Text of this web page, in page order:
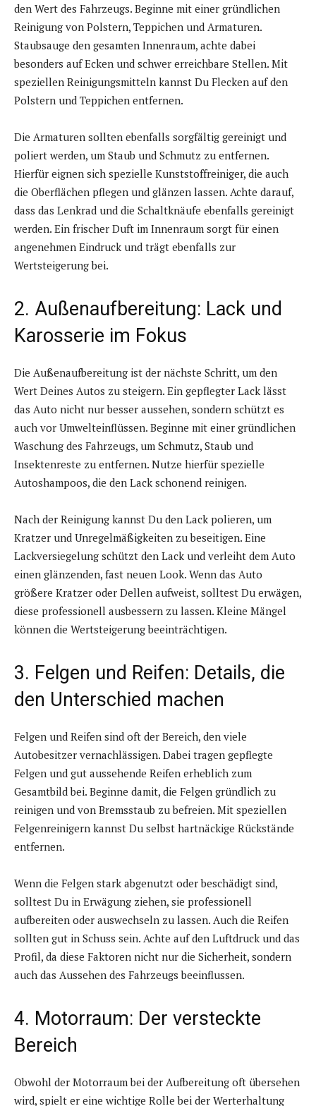
den Wert des Fahrzeugs. Beginne mit einer gründlichen
Reinigung von Polstern, Teppichen und Armaturen.
Staubsauge den gesamten Innenraum, achte dabei
besonders auf Ecken und schwer erreichbare Stellen. Mit
speziellen Reinigungsmitteln kannst Du Flecken auf den
Polstern und Teppichen entfernen.
Die Armaturen sollten ebenfalls sorgfältig gereinigt und
poliert werden, um Staub und Schmutz zu entfernen.
Hierfür eignen sich spezielle Kunststoffreiniger, die auch
die Oberflächen pflegen und glänzen lassen. Achte darauf,
dass das Lenkrad und die Schaltknäufe ebenfalls gereinigt
werden. Ein frischer Duft im Innenraum sorgt für einen
angenehmen Eindruck und trägt ebenfalls zur
Wertsteigerung bei.
2. Außenaufbereitung: Lack und
Karosserie im Fokus
Die Außenaufbereitung ist der nächste Schritt, um den
Wert Deines Autos zu steigern. Ein gepflegter Lack lässt
das Auto nicht nur besser aussehen, sondern schützt es
auch vor Umwelteinflüssen. Beginne mit einer gründlichen
Waschung des Fahrzeugs, um Schmutz, Staub und
Insektenreste zu entfernen. Nutze hierfür spezielle
Autoshampoos, die den Lack schonend reinigen.
Nach der Reinigung kannst Du den Lack polieren, um
Kratzer und Unregelmäßigkeiten zu beseitigen. Eine
Lackversiegelung schützt den Lack und verleiht dem Auto
einen glänzenden, fast neuen Look. Wenn das Auto
größere Kratzer oder Dellen aufweist, solltest Du erwägen,
diese professionell ausbessern zu lassen. Kleine Mängel
können die Wertsteigerung beeinträchtigen.
3. Felgen und Reifen: Details, die
den Unterschied machen
Felgen und Reifen sind oft der Bereich, den viele
Autobesitzer vernachlässigen. Dabei tragen gepflegte
Felgen und gut aussehende Reifen erheblich zum
Gesamtbild bei. Beginne damit, die Felgen gründlich zu
reinigen und von Bremsstaub zu befreien. Mit speziellen
Felgenreinigern kannst Du selbst hartnäckige Rückstände
entfernen.
Wenn die Felgen stark abgenutzt oder beschädigt sind,
solltest Du in Erwägung ziehen, sie professionell
aufbereiten oder auswechseln zu lassen. Auch die Reifen
sollten gut in Schuss sein. Achte auf den Luftdruck und das
Profil, da diese Faktoren nicht nur die Sicherheit, sondern
auch das Aussehen des Fahrzeugs beeinflussen.
4. Motorraum: Der versteckte
Bereich
Obwohl der Motorraum bei der Aufbereitung oft übersehen
wird, spielt er eine wichtige Rolle bei der Werterhaltung